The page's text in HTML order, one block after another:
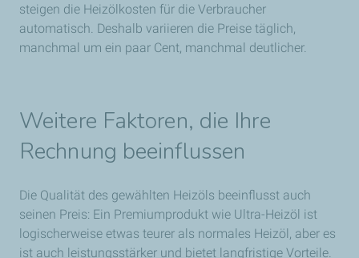
steigen die Heizölkosten für die Verbraucher
automatisch. Deshalb variieren die Preise täglich,
manchmal um ein paar Cent, manchmal deutlicher.
Weitere Faktoren, die Ihre
Rechnung beeinflussen
Die Qualität des gewählten Heizöls beeinflusst auch
seinen Preis: Ein Premiumprodukt wie Ultra-Heizöl ist
logischerweise etwas teurer als normales Heizöl, aber es
ist auch leistungsstärker und bietet langfristige Vorteile.